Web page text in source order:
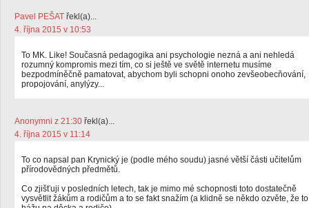
Pavel PEŠAT řekl(a)...
4. října 2015 v 10:53
To MK. Like! Současná pedagogika ani psychologie nezná a ani nehledá
rozumný kompromis mezi tím, co si ještě ve světě internetu musíme
bezpodmíněčně pamatovat, abychom byli schopni onoho zevšeobecňování,
propojování, anylýzy...
Anonymni z 21:30 řekl(a)...
4. října 2015 v 11:14
To co napsal pan Krynický je (podle mého soudu) jasné větší části učitelům
přírodovědných předmětů.
Co zjišťuji v posledních letech, tak je mimo mé schopnosti toto dostatečně
vysvětlit žákům a rodičům a to se fakt snažím (a klidně se někdo ozvěte, že to